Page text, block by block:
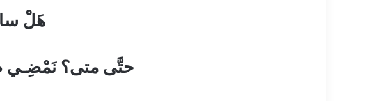
هَلْ سادَ أُفْـقَ
حتَّى متى؟ نَمْضِـي